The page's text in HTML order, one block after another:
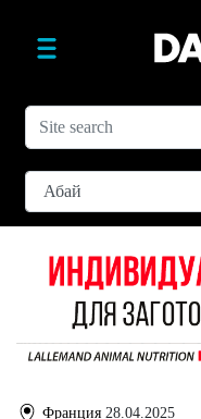
Франция 28.04.2025